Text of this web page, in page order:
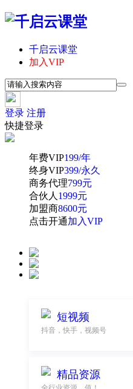
千启云课堂
加入VIP
登录 注册
快捷登录
年费VIP199/年
终身VIP399/永久
商务代理799元
合伙人 1999元
加盟商8600元
点击开通加入VIP
短视频
抖音，快手，视频号
精品资源